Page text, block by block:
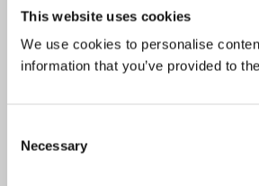
This website uses cookies
We use cookies to personalise
information that you’ve provided to
Selection
Necessary